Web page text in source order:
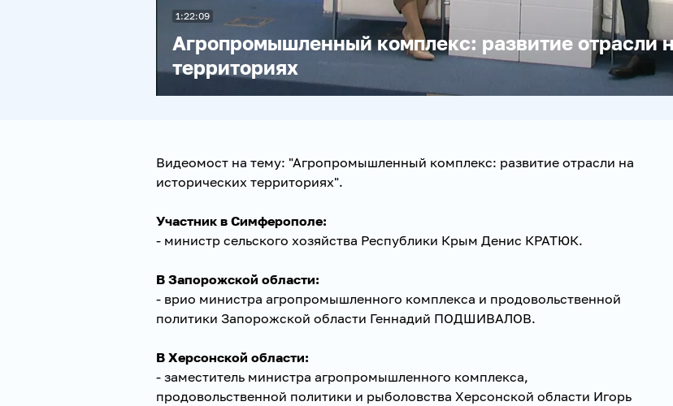
Агропромышленный комплекс: развитие отрасли
территориях
1:22:09
Видеомост на тему: "Агропромышленный комплекс: развитие отрасли на
исторических территориях".
Участник в Симферополе:
- министр сельского хозяйства Республики Крым Денис КРАТЮК.
В Запорожской области:
- врио министра агропромышленного комплекса и продовольственной
политики Запорожской области Геннадий ПОДШИВАЛОВ.
В Херсонской области:
- заместитель министра агропромышленного комплекса,
продовольственной политики и рыболовства Херсонской области Игорь